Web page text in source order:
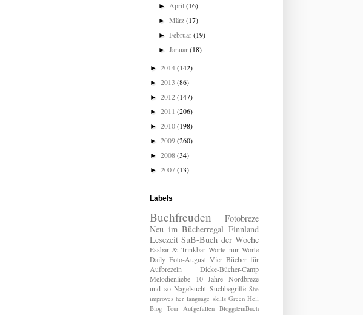
►April(16)
►März(17)
►Februar(19)
►Januar(18)
► 2014(142)
► 2013 (86)
► 2012(147)
► 2011 (206)
► 2010(198)
► 2009(260)
► 2008(34)
► 2007(13)
Labels
Buchfreuden
Fotobreze
Neu im Bücherregal Finnland
Lesezeit SuB-Buch der Woche
Essbar & Trinkbar Worte nur Worte
Daily Foto-August Vier Bücher für
Aufbrezeln
Dicke-Bücher-Camp
Melodienliebe
10 Jahre Nordbreze
und so Nagelsucht Suchbegriffe She
improves her language skills Green Hell
Blog Tour Aufgefallen BloggdeinBuch